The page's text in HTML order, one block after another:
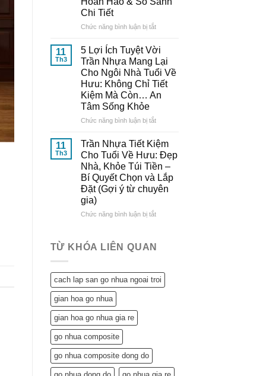
Đô
Mỹ
Ngôi
Tuổi
Về
Hưu
Nhựa
Nhà
Dễ
–
Hướng
Dẫn
Chi
Tiết
Đô
Chi Tiết
Chức năng bình luận bị tắtở
Nhựa
Tiết
Kiệm
Chi
Phí:
Giải
So
Sánh
Chi
Tiết
11
Th3
5 Lợi Ích Tuyệt Vời
Trần Nhựa Mang Lại
Cho Ngôi Nhà Tuổi Về
Hưu: Không Chỉ Tiết
Kiệm Mà Còn… An
Tâm Sống Khỏe
Chức năng bình luận bị tắtở
Lợi
Ích
Tuyệt
Vời
Trần
Nhựa
Tuổi
Hưu:
Không
Khỏe
11
Th3
Trần Nhựa Tiết Kiệm
Cho Tuổi Về Hưu: Đẹp
Nhà, Khỏe Túi Tiền –
Bí Quyết Chọn và Lắp
Đặt (Gợi ý từ chuyên
gia)
Chức năng bình luận bị tắtở
Tiết
Tuổi
Về
Quyết
TỪ KHÓA LIÊN QUAN
cach lap san go nhua ngoai troi
gian hoa go nhua
gian hoa go nhua gia re
go nhua composite
go nhua composite dong do